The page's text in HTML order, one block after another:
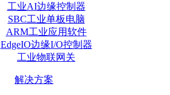
工业AI边缘控制器
SBC工业单板电脑
ARM工业应用软件
EdgeIO边缘I/O控制器
工业物联网关
解决方案